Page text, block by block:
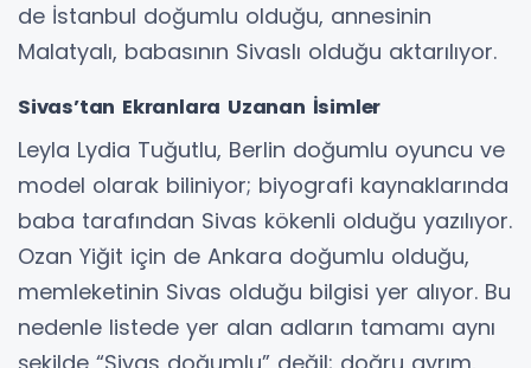
de İstanbul doğumlu olduğu, annesinin
Malatyalı, babasının Sivaslı olduğu aktarılıyor.
Sivas’tan Ekranlara Uzanan İsimler
Leyla Lydia Tuğutlu, Berlin doğumlu oyuncu ve
model olarak biliniyor; biyografi kaynaklarında
baba tarafından Sivas kökenli olduğu yazılıyor.
Ozan Yiğit için de Ankara doğumlu olduğu,
memleketinin Sivas olduğu bilgisi yer alıyor. Bu
nedenle listede yer alan adların tamamı aynı